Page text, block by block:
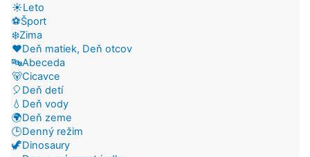
☀️Leto
⚽Šport
❄️Zima
❤️Deň matiek, Deň otcov
🔤Abeceda
🐻Cicavce
🎈Deň detí
💧Deň vody
🌍Deň zeme
🕒Denný režim
🦖Dinosaury